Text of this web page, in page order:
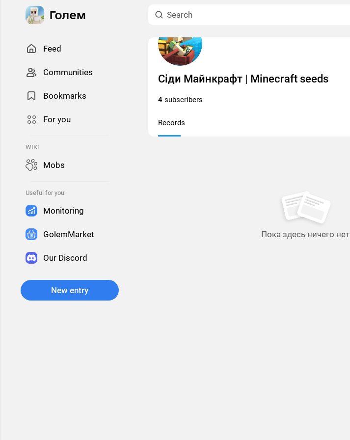
Feed
Сommunities
Bookmarks
For you
WIKI
Mobs
Useful for you
Monitoring
GolemMarket
Our Discord
New entry
Сіди Майнкрафт | Minecraft seeds
4 subscribers
Records
Пока здесь ничего нет